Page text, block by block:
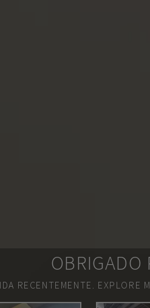
OBRIGADO
RECENTEMENTE. EXPLORE